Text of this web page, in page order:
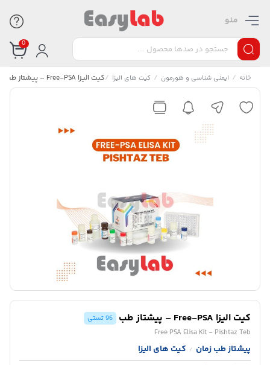
منو
0
خانه / ایمنی شناسی و هورمون / کیت های الیزا /کیت الیزا Free-PSA – پیشتاز طب
کیت الیزا Free-PSA – پیشتاز طب 96 تستی
Free PSA Elisa Kit - Pishtaz Teb
پیشتاز طب زمان / کیت های الیزا